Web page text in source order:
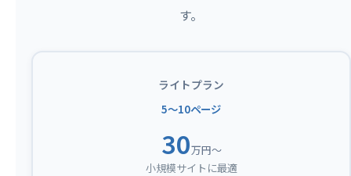
す。
ライトプラン
5〜10ページ
30万円〜
小規模サイトに最適